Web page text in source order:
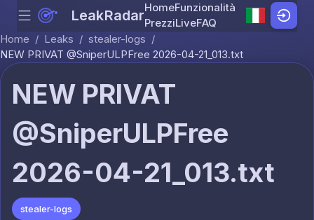
Skip to content
Menu LeakRadarHomeFunzionalità
PrezziLiveFAQ
Home / Leaks / stealer-logs /
NEW PRIVAT @SniperULPFree 2026-04-21_013.txt
NEW PRIVAT
@SniperULPFree
2026-04-21_013.txt
stealer-logs